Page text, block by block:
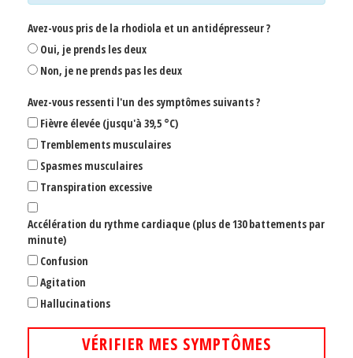
Avez-vous pris de la rhodiola et un antidépresseur ?
Oui, je prends les deux
Non, je ne prends pas les deux
Avez-vous ressenti l'un des symptômes suivants ?
Fièvre élevée (jusqu'à 39,5 °C)
Tremblements musculaires
Spasmes musculaires
Transpiration excessive
Accélération du rythme cardiaque (plus de 130 battements par
minute)
Confusion
Agitation
Hallucinations
VÉRIFIER MES SYMPTÔMES